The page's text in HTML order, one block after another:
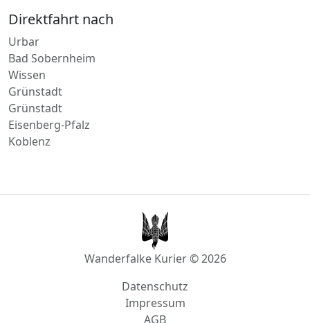
Direktfahrt nach
Urbar
Bad Sobernheim
Wissen
Grünstadt
Grünstadt
Eisenberg-Pfalz
Datenschutz
Impressum